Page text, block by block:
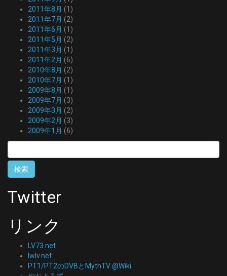
2011年8月 (1)
2011年7月 (2)
2011年6月 (1)
2011年5月 (2)
2011年3月 (1)
2011年2月 (6)
2010年8月 (2)
2010年7月 (1)
2009年8月 (1)
2009年7月 (3)
2009年3月 (2)
2009年2月 (3)
2009年1月 (6)
索:
Twitter
リンク
LV73.net
lwlv.net
PT1/PT2のDVBとMythTV @Wiki